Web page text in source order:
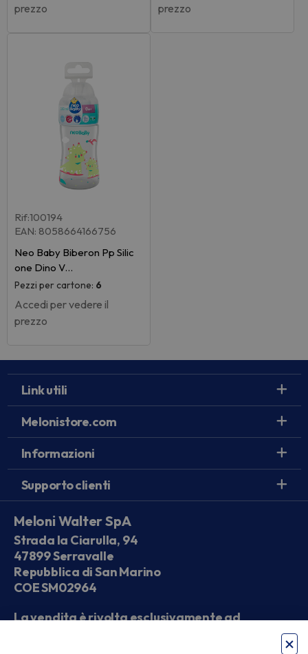
prezzo
prezzo
Rif:100194
EAN: 8058664166756
Neo Baby Biberon Pp Silic
one Dino V…
Pezzi per cartone: 6
Accedi per vedere il
prezzo
Link utili
Melonistore.com
Informazioni
Supporto clienti
Meloni Walter SpA
Strada la Ciarulla, 94
47899 Serravalle
Repubblica di San Marino
COE SM02964
La vendita è rivolta esclusivamente ad